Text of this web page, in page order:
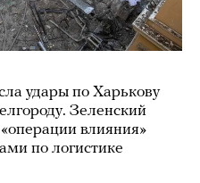
удары по Харькову
Зеленский
влияния»
по логистике